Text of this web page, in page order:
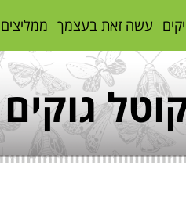
עשה זאת בעצמך ממליצים
גוקים